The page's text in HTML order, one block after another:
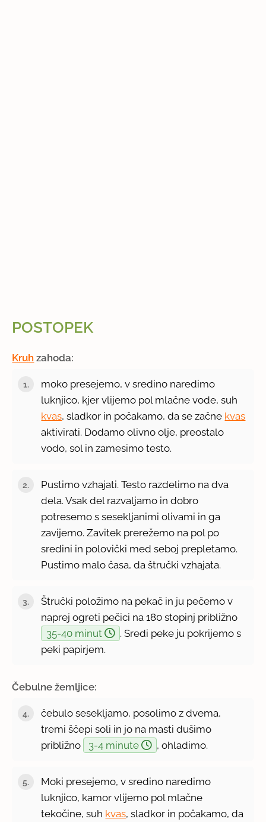
POSTOPEK
Kruh zahoda:
moko presejemo, v sredino naredimo
luknjico, kjer vlijemo pol mlačne vode, suh
kvas, sladkor in počakamo, da se začne kvas
aktivirati. Dodamo olivno olje, preostalo
vodo, sol in zamesimo testo.
Pustimo vzhajati. Testo razdelimo na dva
dela. Vsak del razvaljamo in dobro
potresemo s sesekljanimi olivami in ga
zavijemo. Zavitek prerežemo na pol po
sredini in polovički med seboj prepletamo.
Pustimo malo časa, da štručki vzhajata.
Štručki položimo na pekač in ju pečemo v
naprej ogreti pečici na 180 stopinj približno
35-40 minut
. Sredi peke ju pokrijemo s
peki papirjem.
Čebulne žemljice:
čebulo sesekljamo, posolimo z dvema,
tremi ščepi soli in jo na masti dušimo
približno
3-4 minute , ohladimo.
Moki presejemo, v sredino naredimo
luknjico, kamor vlijemo pol mlačne
tekočine, suh kvas, sladkor in počakamo, da